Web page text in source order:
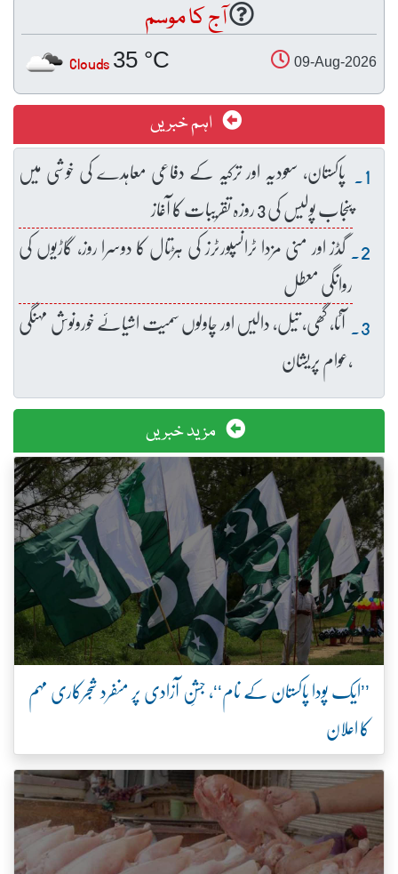
آج کا موسم
09-Aug-2026
35 °C
Clouds
اہم خبریں
پاکستان، سعودیہ اور ترکیہ کے دفاعی معاہدے کی خوشی میں
پنجاب پولیس کی 3 روزہ تقریبات کا آغاز
گڈز اور منی مزدا ٹرانسپورٹرز کی ہڑتال کا دوسرا روز، گاڑیوں کی
روانگی معطل
آٹا، گھی، تیل، دالیں اور چاولوں سمیت اشیائے خورونوش مہنگی
،عوام پریشان
مزید خبریں
’’ایک پودا پاکستان کے نام‘‘، جشنِ آزادی پر منفرد شجرکاری مہم
کا اعلان